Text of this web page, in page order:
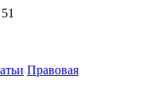
Правовая